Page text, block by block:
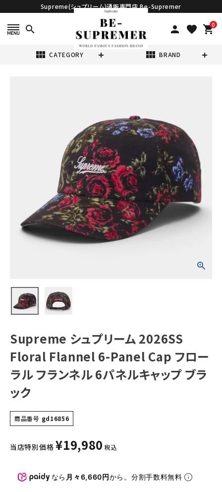
Supreme(シュプリーム)通販専門店 Be-Supremer
search person favorite 0
shopping_cart
view_module CATEGORY view_module BRAND
リーム 2026SS
Floral Flannel
6-Panel Cap フ
ローラル フランネ
ル 6パネルキャッ
プ ブラック
(税込)
NEW ITEMS
Tシャツ・ロングスリーブ
パーカー・トレーナー
キャップ・ハット
ニット帽・ビーニー
バックパック・リュック
その他バッグ類
スニーカー・ブーツ
パンツ・ショーツ
Supreme シュプリーム 2026SS
Floral Flannel 6-Panel Cap フロー
ラル フランネル 6パネルキャップ ブラ
ック
商品番号 gd16856
当店特別価格 ¥19,980 税込
なら 月々6,660円から。分割手数料無料